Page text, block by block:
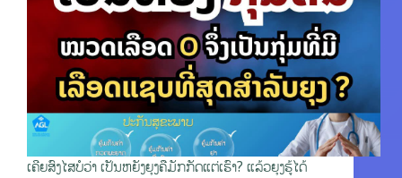
ເຄີຍສົງໄສບໍວ່າ ເປັນຫຍັງຍຸງຄືມັກກັດແຕ່ເຮົາ? ແລ້ວຍຸງຮູ້ໄດ້